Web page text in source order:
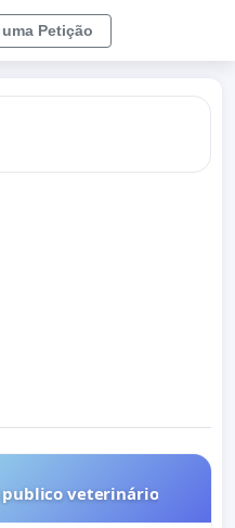
Petição
publico veterinário